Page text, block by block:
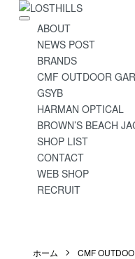
ABOUT
NEWS POST
BRANDS
CMF OUTDOOR
GSYB
HARMAN OPTICAL
BROWN’S BEACH
SHOP LIST
CONTACT
WEB SHOP
RECRUIT
ホーム CMF